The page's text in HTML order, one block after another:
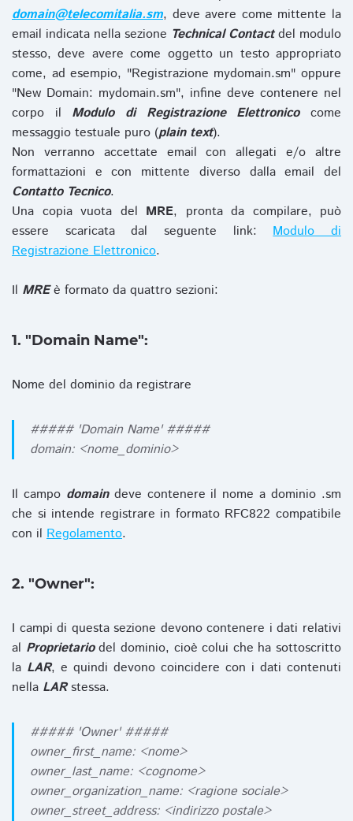
domain@telecomitalia.sm, deve avere come mittente la
email indicata nella sezione Technical Contactdel modulo
stesso, deve avere come oggetto un testo appropriato
come, ad esempio, "Registrazione mydomain.sm" oppure
"New Domain: mydomain.sm", infine deve contenere nel
corpo il Modulo di Registrazione Elettronicocome
messaggio testuale puro (plain text).
Non verranno accettate email con allegati e/o altre
formattazioni e con mittente diverso dalla email del
Contatto Tecnico.
Una copia vuota del MRE, pronta da compilare, può
essere scaricata dal seguente link:Modulo di
Registrazione Elettronico.
Il MREè formato da quattro sezioni:
1. "Domain Name":
Nome del dominio da registrare
##### 'Domain Name' #####
domain: <nome_dominio>
Il campo domaindeve contenere il nome a dominio .sm
che si intende registrare in formato RFC822 compatibile
con il Regolamento.
2. "Owner":
I campi di questa sezione devono contenere i dati relativi
al Proprietariodel dominio, cioè colui che ha sottoscritto
la LAR, e quindi devono coincidere con i dati contenuti
nella LARstessa.
##### 'Owner' #####
owner_first_name: <nome>
owner_last_name: <cognome>
owner_organization_name: <ragione sociale>
owner_street_address: <indirizzo postale>